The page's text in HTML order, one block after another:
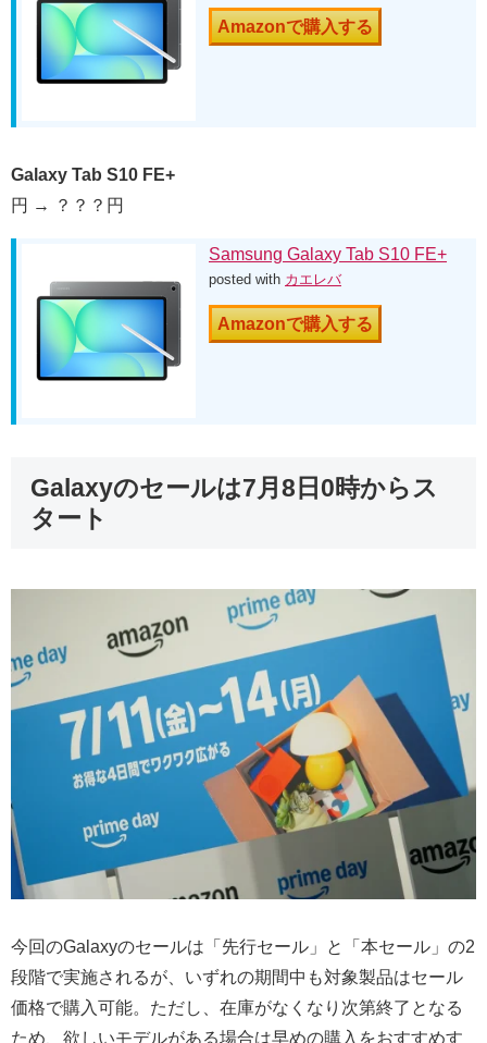
Amazonで購入する
Galaxy Tab S10 FE+
円 → ？？？円
Samsung Galaxy Tab S10 FE+
posted with カエレバ
Amazonで購入する
Galaxyのセールは7月8日0時からス
タート
今回のGalaxyのセールは「先行セール」と「本セール」の2
段階で実施されるが、いずれの期間中も対象製品はセール
価格で購入可能。ただし、在庫がなくなり次第終了となる
ため、欲しいモデルがある場合は早めの購入をおすすめす